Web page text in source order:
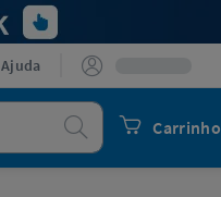
Ajuda
Carrinho
Procurar